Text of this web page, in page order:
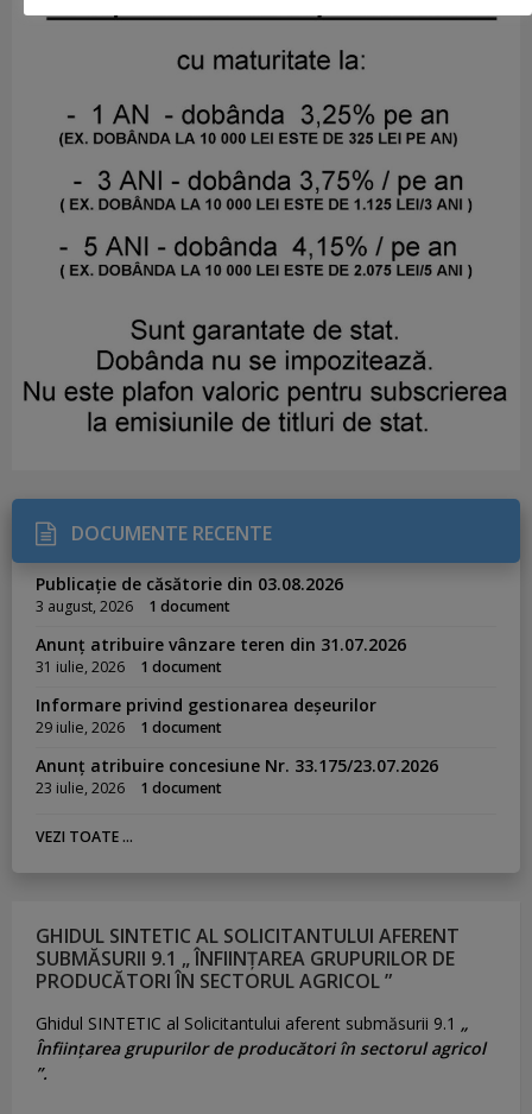
DOCUMENTE RECENTE
Publicație de căsătorie din 03.08.2026
3 august, 2026 1 document
Anunț atribuire vânzare teren din 31.07.2026
31 iulie, 2026 1 document
Informare privind gestionarea deșeurilor
29 iulie, 2026 1 document
Anunț atribuire concesiune Nr. 33.175/23.07.2026
23 iulie, 2026 1 document
VEZI TOATE ...
GHIDUL SINTETIC AL SOLICITANTULUI AFERENT
SUBMĂSURII 9.1 „ ÎNFIINȚAREA GRUPURILOR DE
PRODUCĂTORI ÎN SECTORUL AGRICOL ”
Ghidul SINTETIC al Solicitantului aferent submăsurii 9.1 „
Înființarea grupurilor de producători în sectorul agricol
”.